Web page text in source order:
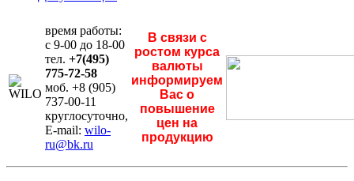
время работы:
с 9-00 до 18-00
тел. +7(495)
775-72-58
моб. +8 (905)
737-00-11
круглосуточно,
E-mail: wilo-
ru@bk.ru
В связи с
ростом курса
валюты
информируем
Вас о
повышение
цен на
продукцию